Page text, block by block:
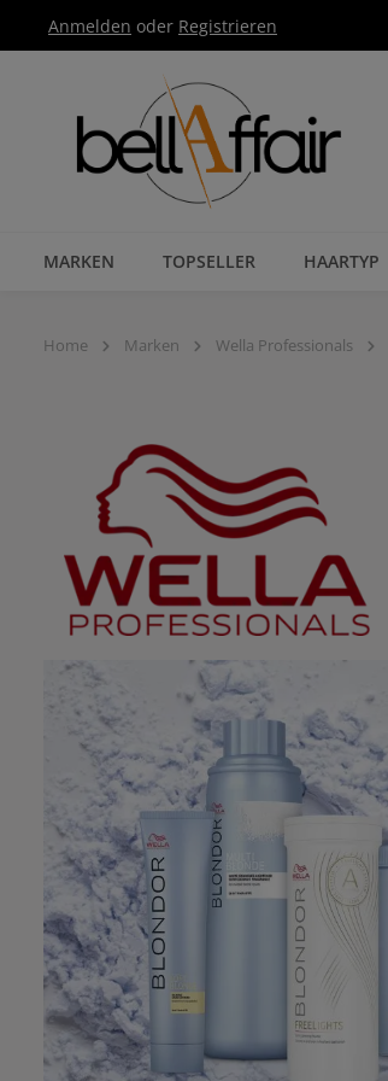
Hauptnavigation springen
Anmelden oder Registrieren
MARKEN TOPSELLER HAARTYP
Home Marken Wella Professionals